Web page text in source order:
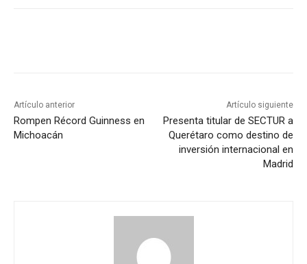
Artículo anterior
Rompen Récord Guinness en
Michoacán
Artículo siguiente
Presenta titular de SECTUR a
Querétaro como destino de
inversión internacional en
Madrid